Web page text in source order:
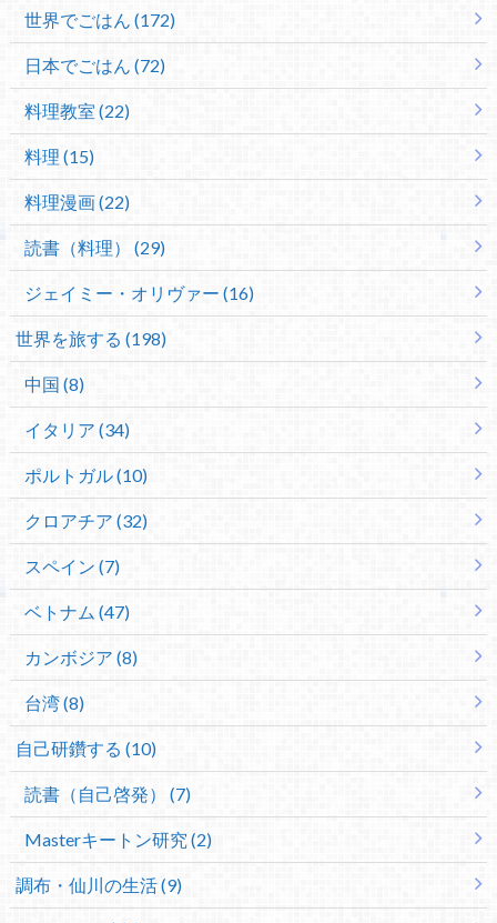
世界でごはん (172)
日本でごはん (72)
料理教室 (22)
料理 (15)
料理漫画 (22)
読書（料理） (29)
ジェイミー・オリヴァー (16)
世界を旅する (198)
中国 (8)
イタリア (34)
ポルトガル (10)
クロアチア (32)
スペイン (7)
ベトナム (47)
カンボジア (8)
台湾 (8)
自己研鑽する (10)
読書（自己啓発） (7)
Masterキートン研究 (2)
調布・仙川の生活 (9)